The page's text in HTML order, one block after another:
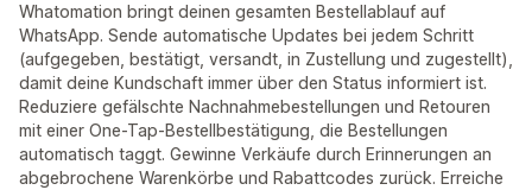
Whatomation bringt deinen gesamten Bestellablauf auf
WhatsApp. Sende automatische Updates bei jedem Schritt
(aufgegeben, bestätigt, versandt, in Zustellung und zugestellt),
damit deine Kundschaft immer über den Status informiert ist.
Reduziere gefälschte Nachnahmebestellungen und Retouren
mit einer One-Tap-Bestellbestätigung, die Bestellungen
automatisch taggt. Gewinne Verkäufe durch Erinnerungen an
abgebrochene Warenkörbe und Rabattcodes zurück. Erreiche